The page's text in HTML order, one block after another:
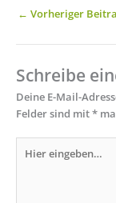
← Vorheriger
Schreibe
Deine E-Mail-
Felder sind mit*
eingeben…